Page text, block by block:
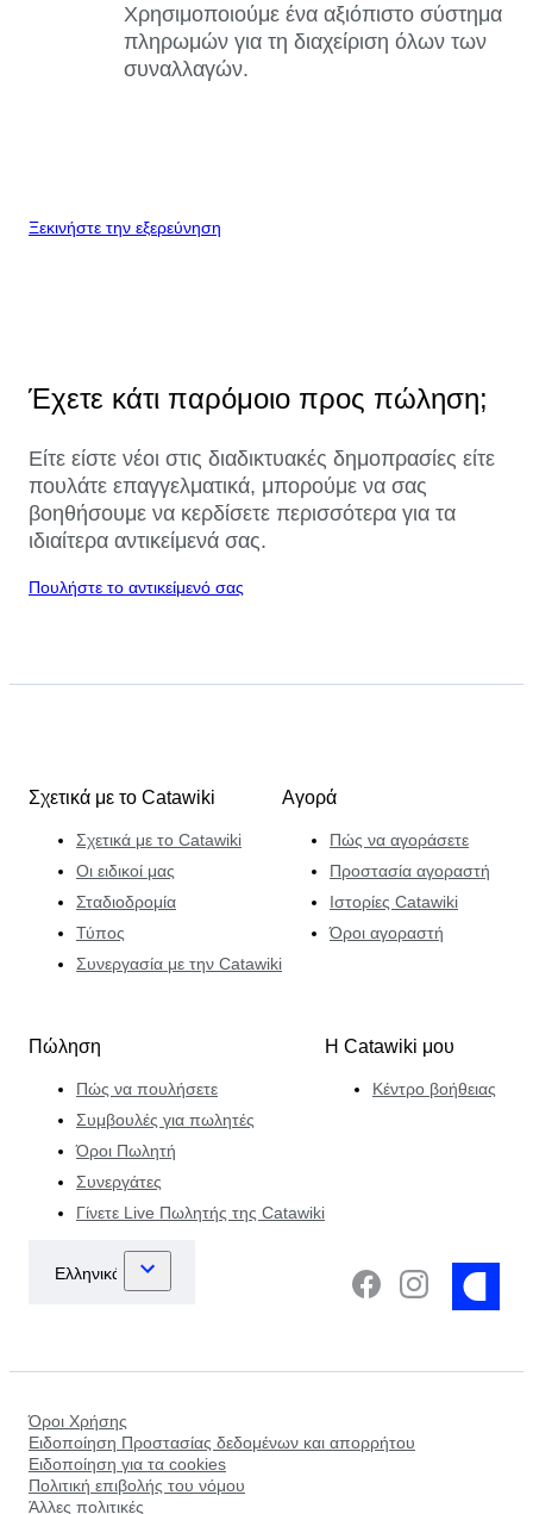
Χρησιμοποιούμε ένα αξιόπιστο σύστημα
πληρωμών για τη διαχείριση όλων των
συναλλαγών.
Ξεκινήστε την εξερεύνηση
Έχετε κάτι παρόμοιο προς πώληση;
Είτε είστε νέοι στις διαδικτυακές δημοπρασίες είτε
πουλάτε επαγγελματικά, μπορούμε να σας
βοηθήσουμε να κερδίσετε περισσότερα για τα
ιδιαίτερα αντικείμενά σας.
Πουλήστε το αντικείμενό σας
Σχετικά με το Catawiki
Σχετικά με το Catawiki
Οι ειδικοί μας
Σταδιοδρομία
Τύπος
Συνεργασία με την Catawiki
Αγορά
Πώς να αγοράσετε
Προστασία αγοραστή
Ιστορίες Catawiki
Όροι αγοραστή
Πώληση
Πώς να πουλήσετε
Συμβουλές για πωλητές
Όροι Πωλητή
Συνεργάτες
Γίνετε Live Πωλητής της Catawiki
Η Catawiki μου
Κέντρο βοήθειας
Όροι Χρήσης
Ειδοποίηση Προστασίας δεδομένων και απορρήτου
Ειδοποίηση για τα cookies
Πολιτική επιβολής του νόμου
Άλλες πολιτικές